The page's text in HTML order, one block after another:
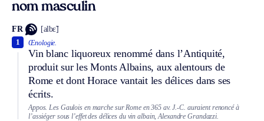
nom masculin
FR [albɛ̃]
Œnologie.
Vin blanc liquoreux renommé dans l’Antiquité,
produit sur les Monts Albains, aux alentours de
Rome et dont Horace vantait les délices dans ses
écrits.
1
Appos. Les Gaulois en marche sur Rome en 365 av. J.-C. auraient renoncé à
l’assiéger sous l’effet des délices du vin albain, Alexandre Grandazzi.